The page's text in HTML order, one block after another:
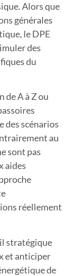
Alors que
générales
le DPE
des
du
de A à Z ou
des scénarios
au
sont pas
aides
réellement
stratégique
et anticiper
de